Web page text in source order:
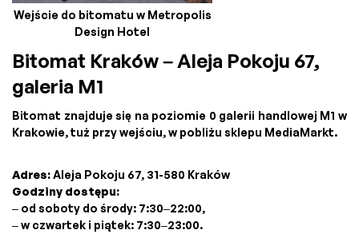
Wejście do bitomatu w Metropolis
Design Hotel
Bitomat Kraków – Aleja Pokoju 67,
galeria M1
Bitomat znajduje się na poziomie 0 galerii handlowej M1 w
Krakowie, tuż przy wejściu, w pobliżu sklepu MediaMarkt.
Adres:Aleja Pokoju 67, 31-580 Kraków
Godziny dostępu:
– od soboty do środy: 7:30–22:00,
– w czwartek i piątek: 7:30–23:00.